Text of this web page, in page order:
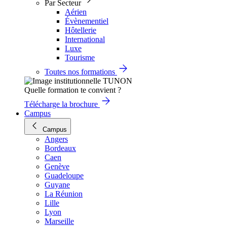
Par Secteur
Aérien
Évènementiel
Hôtellerie
International
Luxe
Tourisme
Toutes nos formations
Quelle formation te convient ?
Télécharge la brochure
Campus
Campus
Angers
Bordeaux
Caen
Genève
Guadeloupe
Guyane
La Réunion
Lille
Lyon
Marseille